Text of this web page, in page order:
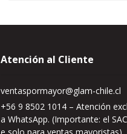
Atención al Cliente
ventaspormayor@glam-chile.cl
+56 9 8502 1014 – Atención
a WhatsApp. (Importante: el